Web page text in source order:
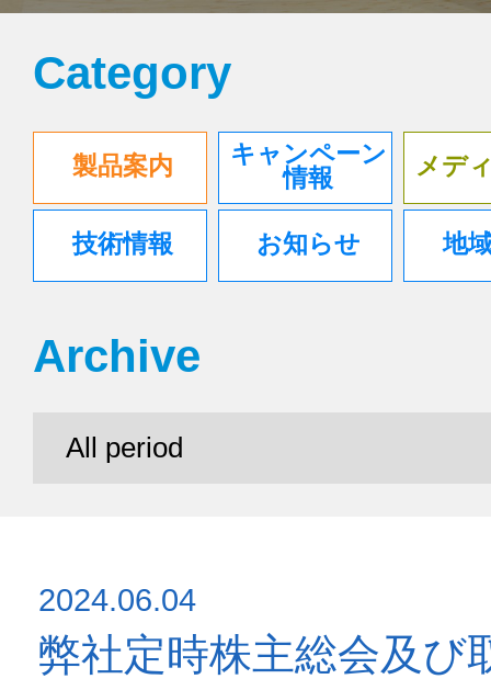
Category
製品案内
キャンペーン
情報
メデ
技術情報 お知らせ 地
Archive
2024.06.04
弊社定時株主総会及び